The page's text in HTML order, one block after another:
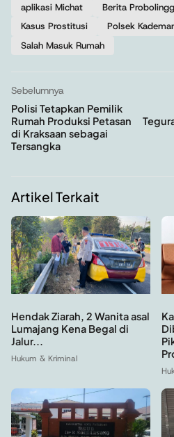
aplikasi Michat Berita
Kasus Prostitusi
Polsek
Salah Masuk Rumah
Sebelumnya
Polisi Tetapkan Pemilik
Rumah Produksi Petasan
di Kraksaan sebagai
Tersangka
Artikel Terkait
Hendak Ziarah, 2 Wanita asal
Lumajang Kena Begal di
Jalur...
Hukum & Kriminal